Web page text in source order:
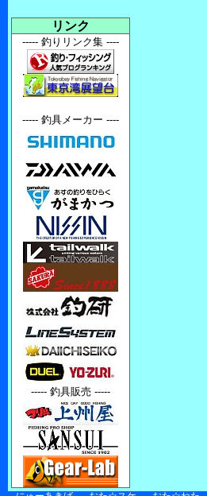
リンク
----- 釣りリンク集 ----
----- 釣具メーカー ----
----- 釣具販売 -----